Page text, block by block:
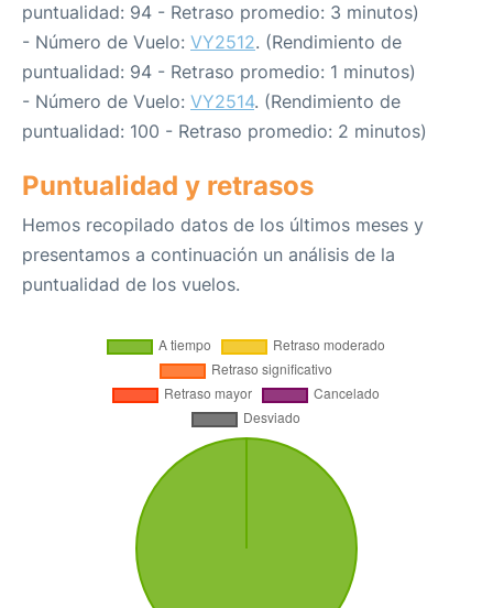
puntualidad: 94 - Retraso promedio: 3 minutos)
- Número de Vuelo: VY2512. (Rendimiento de
puntualidad: 94 - Retraso promedio: 1 minutos)
- Número de Vuelo: VY2514. (Rendimiento de
puntualidad: 100 - Retraso promedio: 2 minutos)
Puntualidad y retrasos
Hemos recopilado datos de los últimos meses y
presentamos a continuación un análisis de la
puntualidad de los vuelos.